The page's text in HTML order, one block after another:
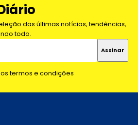
das últimas notícias, tendências,
todo.
termos e condições